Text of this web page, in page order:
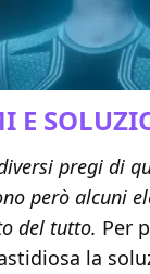
E
pregi di
però alcuni
del tutto. Per
la